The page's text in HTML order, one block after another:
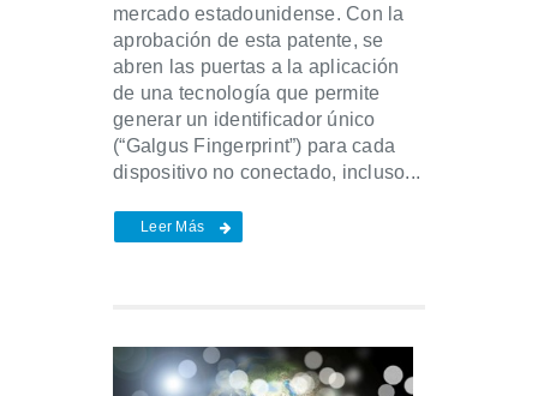
mercado estadounidense. Con la
aprobación de esta patente, se
abren las puertas a la aplicación
de una tecnología que permite
generar un identificador único
(“Galgus Fingerprint”) para cada
dispositivo no conectado, incluso...
Leer Más